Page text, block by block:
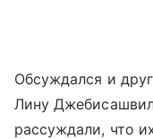
Обсуждался и
Лину
рассуждали, что